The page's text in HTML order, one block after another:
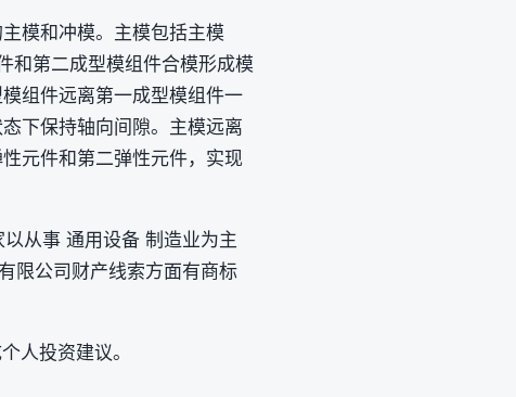
模和冲模。主模包括主模
和第二成型模组件合模形成模
组件远离第一成型模组件一
下保持轴向间隙。主模远离
元件和第二弹性元件，实现
从事 通用设备 制造业为主
限公司财产线索方面有商标
人投资建议。